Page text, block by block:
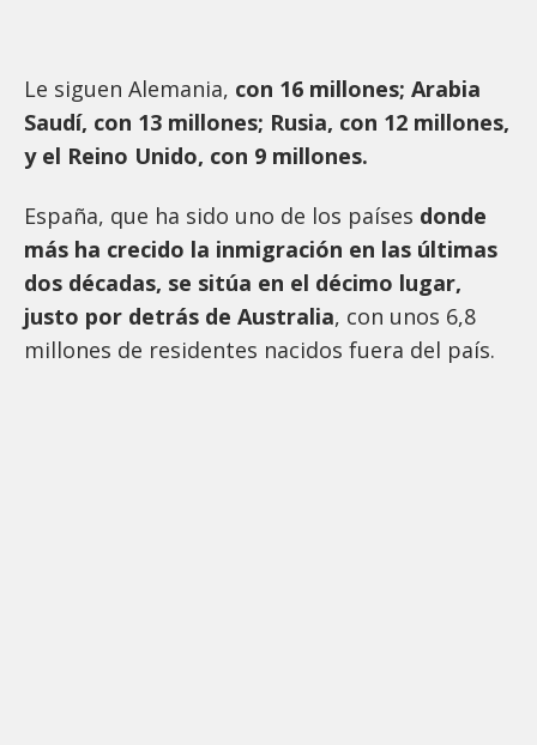
Le siguen Alemania, con 16 millones; Arabia
Saudí, con 13 millones; Rusia, con 12 millones,
y el Reino Unido, con 9 millones.
España, que ha sido uno de los países donde
más ha crecido la inmigración en las últimas
dos décadas, se sitúa en el décimo lugar,
justo por detrás de Australia, con unos 6,8
millones de residentes nacidos fuera del país.